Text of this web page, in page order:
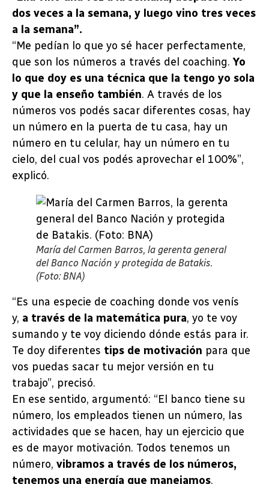
dos veces a la semana, y luego vino tres veces
a la semana”.
“Me pedían lo que yo sé hacer perfectamente,
que son los números a través del coaching. Yo
lo que doy es una técnica que la tengo yo sola
y que la enseño también. A través de los
números vos podés sacar diferentes cosas, hay
un número en la puerta de tu casa, hay un
número en tu celular, hay un número en tu
cielo, del cual vos podés aprovechar el 100%”,
explicó.
María del Carmen Barros, la gerenta general
del Banco Nación y protegida de Batakis.
(Foto: BNA)
“Es una especie de coaching donde vos venís
y, a través de la matemática pura, yo te voy
sumando y te voy diciendo dónde estás para ir.
Te doy diferentes tips de motivación para que
vos puedas sacar tu mejor versión en tu
trabajo”, precisó.
En ese sentido, argumentó: “El banco tiene su
número, los empleados tienen un número, las
actividades que se hacen, hay un ejercicio que
es de mayor motivación. Todos tenemos un
número, vibramos a través de los números,
tenemos una energía que manejamos.